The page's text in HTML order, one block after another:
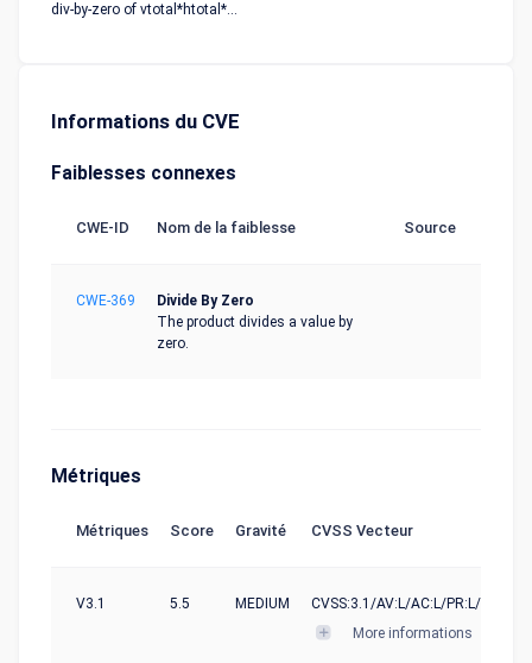
div-by-zero of vtotal*htotal*...
Informations du CVE
Faiblesses connexes
CWE-ID Nom de la faiblesse Source
CWE-369
Divide By Zero
The product divides a value by
zero.
Métriques
Métriques Score Gravité CVSS Vecteur
V3.1 5.5 MEDIUM
CVSS:3.1/AV:L/AC:L/PR:L/UI:N/
More informations